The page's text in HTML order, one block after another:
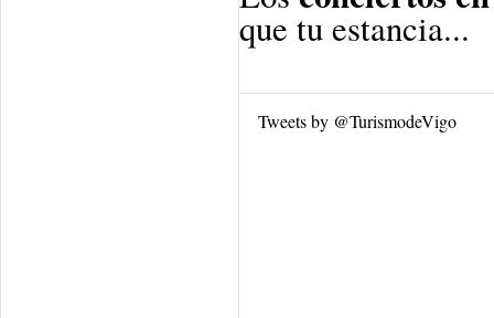
que tu estancia...
Tweets by @TurismodeVigo